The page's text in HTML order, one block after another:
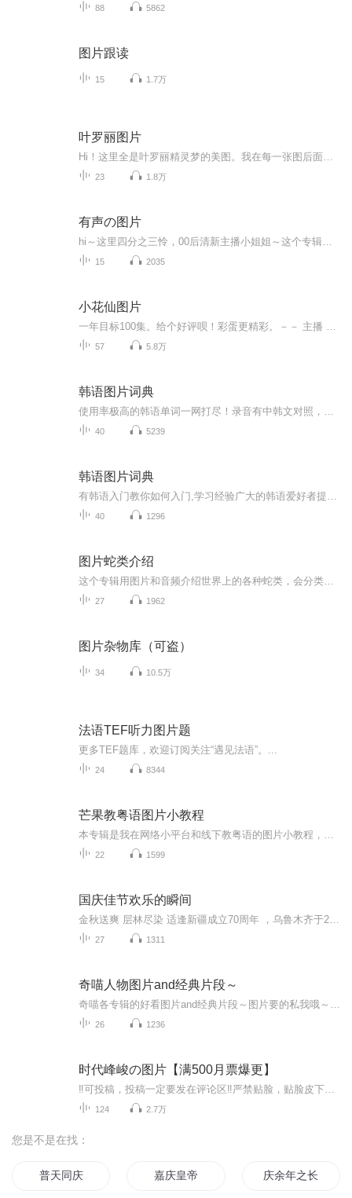
88 5862
图片跟读
15 1.7万
叶罗丽图片
23 1.8万
有声の图片
15 2035
小花仙图片
57 5.8万
韩语图片词典
40 5239
韩语图片词典
40 1296
图片蛇类介绍
27 1962
图片杂物库（可盗）
34 10.5万
法语TEF听力图片题
更多TEF题库，欢迎订阅关注“遇见法语”。...
24 8344
芒果教粤语图片小教程
22 1599
国庆佳节欢乐的瞬间
27 1311
奇喵人物图片and经典片段～
26 1236
时代峰峻の图片【满500月票爆更】
124 2.7万
您是不是在找：
普天同庆 嘉庆皇帝 庆余年之长歌行